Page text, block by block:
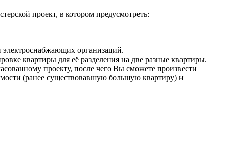
проект, в котором предусмотреть:
электроснабжающих организаций.
квартиры для её разделения на две разные квартиры.
проекту, после чего Вы сможете произвести
(ранее существовавшую большую квартиру) и